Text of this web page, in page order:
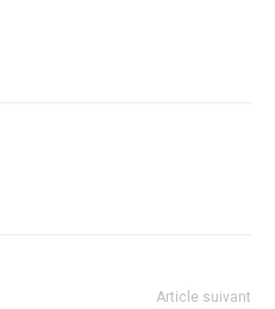
Article suivant